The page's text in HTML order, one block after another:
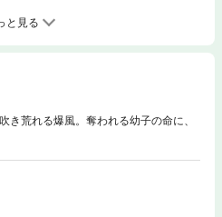
と見る
き荒れる爆風。奪われる幼子の命に、